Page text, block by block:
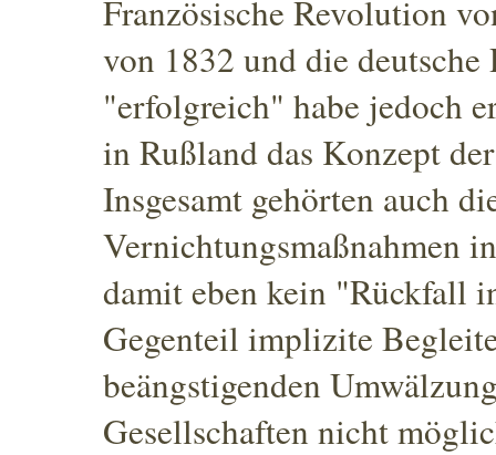
Französische Revolution
von 1832 und die
"erfolgreich" habe jedoch
in Rußland das Konzept
Insgesamt gehörten auch
Vernichtungsmaßnahmen
damit eben kein "Rückfall
Gegenteil implizite
beängstigenden
Gesellschaften nicht